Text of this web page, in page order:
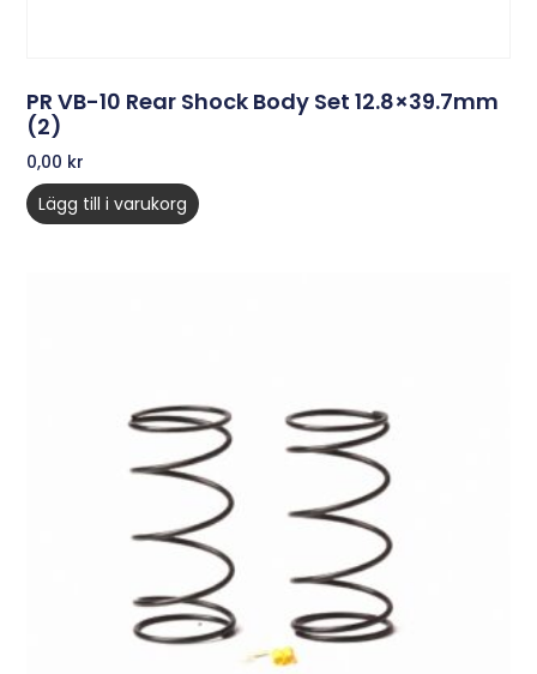
PR VB-10 Rear Shock Body Set 12.8×39.7mm
(2)
0,00 kr
Lägg till i varukorg